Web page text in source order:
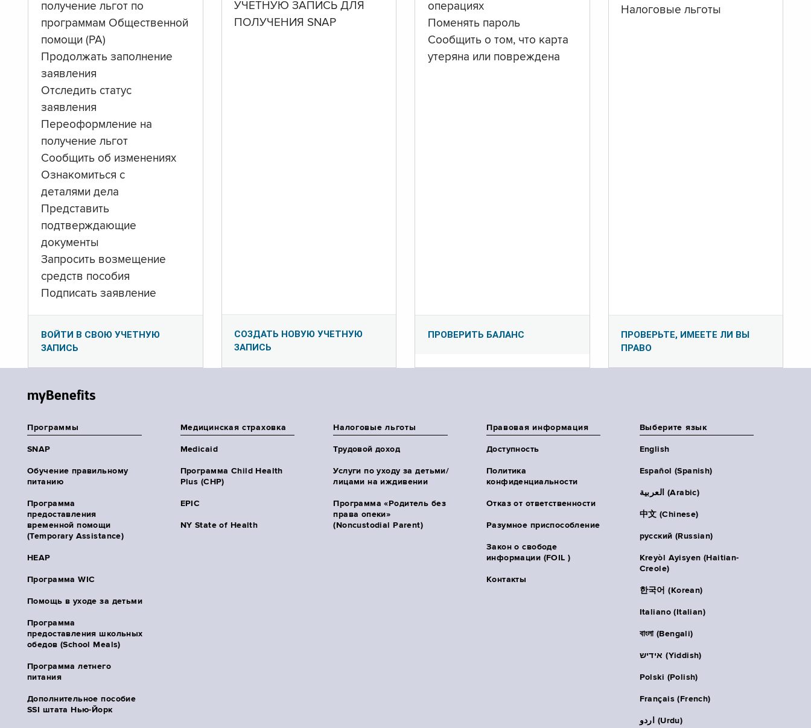
получение льгот по
программам Общественной
помощи (PA)
Продолжать заполнение
заявления
Отследить статус
заявления
Переоформление на
получение льгот
Сообщить об изменениях
Ознакомиться с
деталями дела
Представить
подтверждающие
документы
Запросить возмещение
средств пособия
Подписать заявление
ВОЙТИ В СВОЮ УЧЕТНУЮ
ЗАПИСЬ
УЧЕТНУЮ ЗАПИСЬ ДЛЯ
ПОЛУЧЕНИЯ SNAP
СОЗДАТЬ НОВУЮ УЧЕТНУЮ
ЗАПИСЬ
операциях
Поменять пароль
Сообщить о том, что карта
утеряна или повреждена
ПРОВЕРИТЬ БАЛАНС
Налоговые льготы
ПРОВЕРЬТЕ, ИМЕЕТЕ ЛИ ВЫ
ПРАВО
myBenefits
Программы
SNAP
Обучение правильному
питанию
Программа
предоставления
временной помощи
(Temporary Assistance)
HEAP
Программа WIC
Помощь в уходе за детьми
Программа
предоставления школьных
обедов (School Meals)
Программа летнего
питания
Дополнительное пособие
SSI штата Нью-Йорк
Медицинская страховка
Medicaid
Программа Child Health
Plus (CHP)
EPIC
NY State of Health
Налоговые льготы
Трудовой доход
Услуги по уходу за детьми/
лицами на иждивении
Программа «Родитель без
права опеки»
(Noncustodial Parent)
Правовая информация
Доступность
Политика
конфиденциальности
Отказ от ответственности
Разумное приспособление
Закон о свободе
информации (FOIL )
Контакты
Выберите язык
English
Español (Spanish)
العربية (Arabic)
中文 (Chinese)
русский (Russian)
Kreyòl Ayisyen (Haitian-
Creole)
한국어 (Korean)
Italiano (Italian)
বাংলা (Bengali)
אידיש (Yiddish)
Polski (Polish)
Français (French)
اردو (Urdu)